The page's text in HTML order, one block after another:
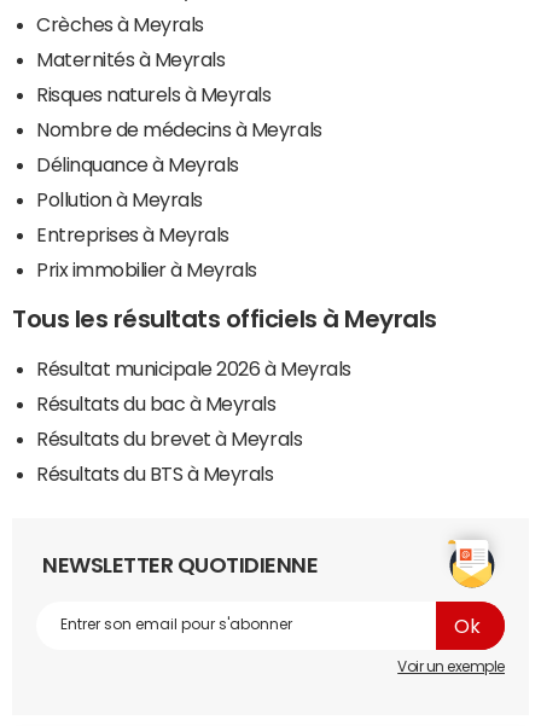
Crèches à Meyrals
Maternités à Meyrals
Risques naturels à Meyrals
Nombre de médecins à Meyrals
Délinquance à Meyrals
Pollution à Meyrals
Entreprises à Meyrals
Prix immobilier à Meyrals
Tous les résultats officiels à Meyrals
Résultat municipale 2026 à Meyrals
Résultats du bac à Meyrals
Résultats du brevet à Meyrals
Résultats du BTS à Meyrals
NEWSLETTER QUOTIDIENNE
Voir un exemple